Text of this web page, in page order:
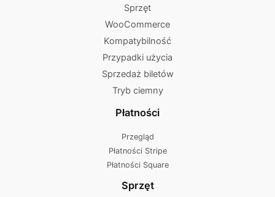
Sprzęt
WooCommerce
Kompatybilność
Przypadki użycia
Sprzedaż biletów
Tryb ciemny
Płatności
Przegląd
Płatności Stripe
Płatności Square
Sprzęt